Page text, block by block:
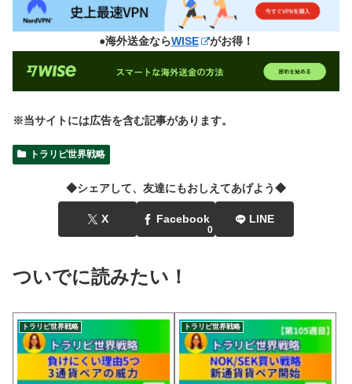
●海外送金ならWISE がお得！
※当サイトには広告を含む記事があります。
トラリピ世界戦略
◆シェアして、友達にもおしえてあげよう◆
X Facebook
0
LINE
ついでに読みたい！
トラリピ世界戦略 トラリピ世界戦略